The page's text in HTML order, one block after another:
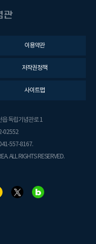
이용약관
저작권정책
사이트맵
읍 독립기념관로 1
02552
557-8167.
ALL RIGHTS RESERVED.